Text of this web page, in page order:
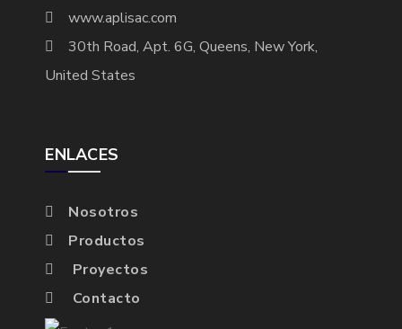
www.aplisac.com
30th Road, Apt. 6G, Queens, New York,
United States
ENLACES
Nosotros
Productos
Proyectos
Contacto